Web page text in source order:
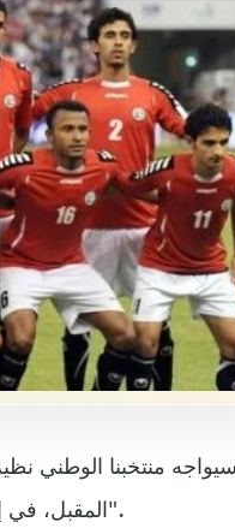
المقبل، في إطار برنامج استعداده لخوض نهائيات كأس آسيا "الإمارات 2019".